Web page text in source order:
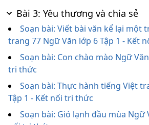
Bài 3: Yêu thương và chia sẻ
Soạn bài: Viết bài văn kể lại một
trang 77 Ngữ Văn lớp 6 Tập 1 - Kết
Soạn bài: Con chào mào Ngữ
tri thức
Soạn bài: Thực hành tiếng Việt
Tập 1 - Kết nối tri thức
Soạn bài: Gió lạnh đầu mùa Ngữ